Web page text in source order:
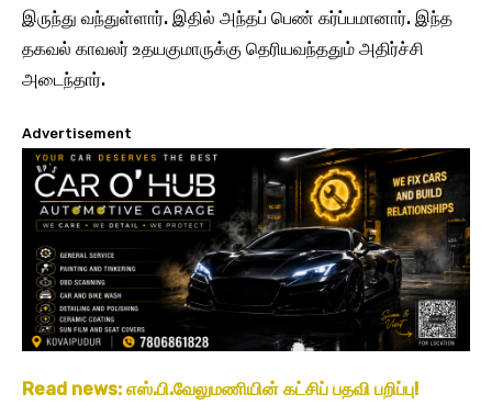
இருந்து வந்துள்ளார். இதில் அந்தப் பெண் கர்ப்பமானார். இந்த
தகவல் காவலர் உதயகுமாருக்கு தெரியவந்ததும் அதிர்ச்சி
அடைந்தார்.
Advertisement
Read news: எஸ்.பி.வேலுமணியின் கட்சிப் பதவி பறிப்பு!